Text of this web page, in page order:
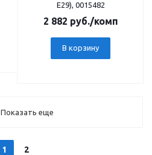
Е29), 0015482
2 882 руб./комп
В корзину
Показать еще
1 2